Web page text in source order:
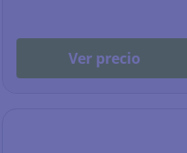
Ver precio